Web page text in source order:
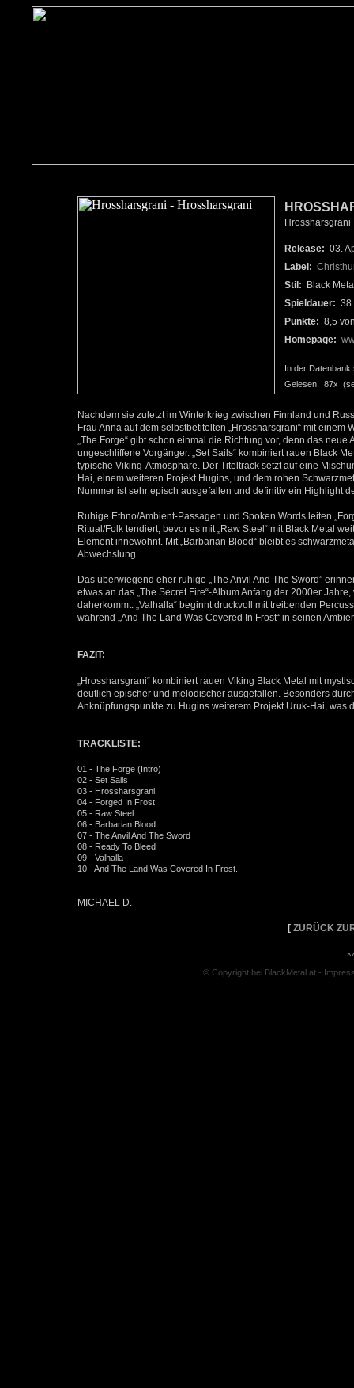
Hrossharsgrani
Release: 03.
Label:
Stil: Black
Spieldauer: 38
Punkte: 8,5
Homepage:
In der Datenbank
Gelesen: 87x
Nachdem sie zuletzt im Winterkrieg zwischen Finnland und
Frau Anna auf dem selbstbetitelten „Hrossharsgrani“ mit
„The Forge“ gibt schon einmal die Richtung vor, denn das
ungeschliffene Vorgänger. „Set Sails“ kombiniert rauen Black
typische Viking-Atmosphäre. Der Titeltrack setzt auf eine
Hai, einem weiteren Projekt Hugins, und dem rohen
Nummer ist sehr episch ausgefallen und definitiv ein
Ruhige Ethno/Ambient-Passagen und Spoken Words leiten
Ritual/Folk tendiert, bevor es mit „Raw Steel“ mit Black Metal
Element innewohnt. Mit „Barbarian Blood“ bleibt es
Abwechslung.
Das überwiegend eher ruhige „The Anvil And The Sword”
etwas an das „The Secret Fire“-Album Anfang der 2000er
daherkommt. „Valhalla“ beginnt druckvoll mit treibenden
während „And The Land Was Covered In Frost“ in seinen
FAZIT:
„Hrossharsgrani“ kombiniert rauen Viking Black Metal mit
deutlich epischer und melodischer ausgefallen. Besonders
Anknüpfungspunkte zu Hugins weiterem Projekt Uruk-Hai,
TRACKLISTE:
01 - The Forge (Intro)
02 - Set Sails
03 - Hrossharsgrani
04 - Forged In Frost
05 - Raw Steel
06 - Barbarian Blood
07 - The Anvil And The Sword
08 - Ready To Bleed
09 - Valhalla
10 - And The Land Was Covered In Frost.
MICHAEL D.
[ ZURÜCK
© Copyright bei BlackMetal.at -